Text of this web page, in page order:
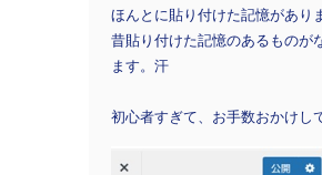
ほんとに貼り付けた記憶があり
昔貼り付けた記憶のあるものが
ます。汗
初心者すぎて、お手数おかけし